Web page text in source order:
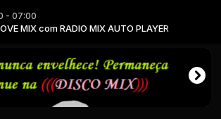
- 07:00
MIX com RADIO MIX AUTO PLAYER